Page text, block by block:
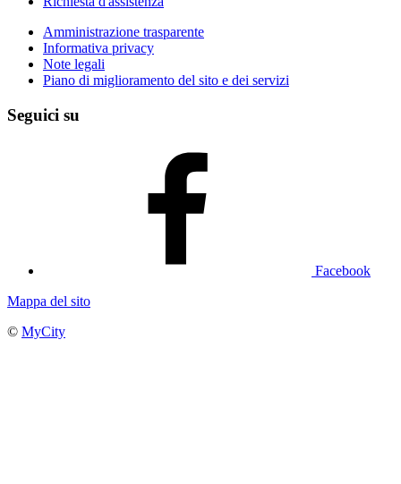
Amministrazione trasparente
Informativa privacy
Note legali
Piano di miglioramento del sito e dei servizi
Seguici su
Facebook
Mappa del sito
© MyCity